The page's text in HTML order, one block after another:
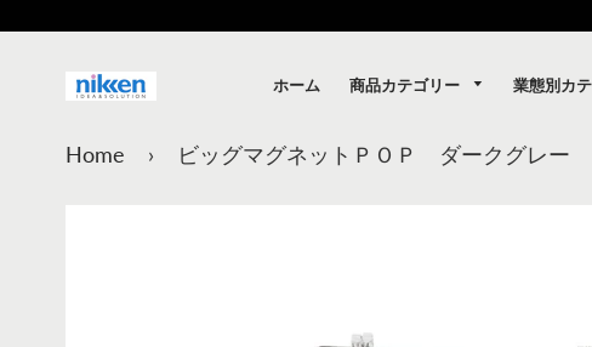
ホーム 商品カテゴリー 業態別カ
Home › ビッグマグネットＰＯＰ ダークグレー